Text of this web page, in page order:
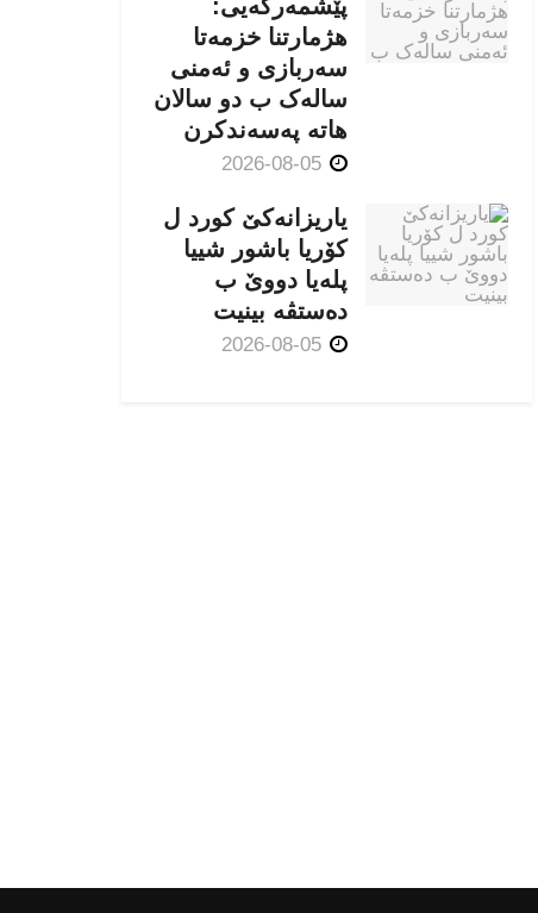
پێشمەرگەیی:
هژمارتنا خزمەتا
سەربازی و ئەمنی
سالەک ب دو سالان
هاتە پەسەندكرن
یاریزانەكێ کورد ل
کۆریا باشور شییا
پلەیا دووێ ب
دەستڤە بینیت